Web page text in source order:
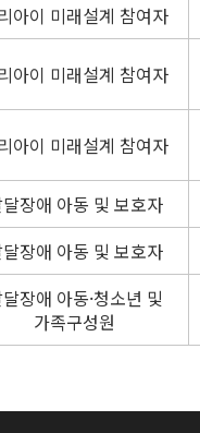
아이 미래설계 참여자
아이 미래설계 참여자
아이 미래설계 참여자
장애 아동 및 보호자
장애 아동 및 보호자
장애 아동·청소년 및
가족구성원